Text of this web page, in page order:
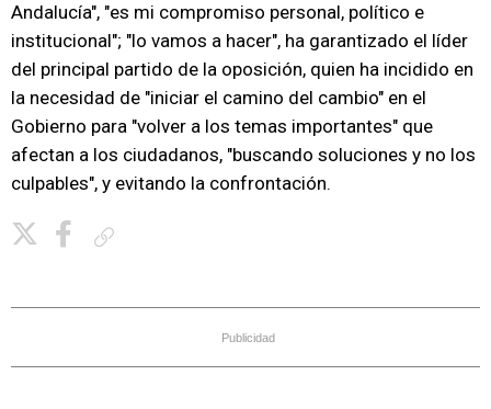
Andalucía", "es mi compromiso personal, político e
institucional"; "lo vamos a hacer", ha garantizado el líder
del principal partido de la oposición, quien ha incidido en
la necesidad de "iniciar el camino del cambio" en el
Gobierno para "volver a los temas importantes" que
afectan a los ciudadanos, "buscando soluciones y no los
culpables", y evitando la confrontación.
Publicidad